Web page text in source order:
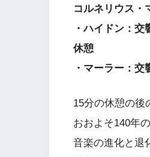
コルネリウス・
・ハイドン：交
休憩
・マーラー：交
15分の休憩の後
おおよそ140年
音楽の進化と退